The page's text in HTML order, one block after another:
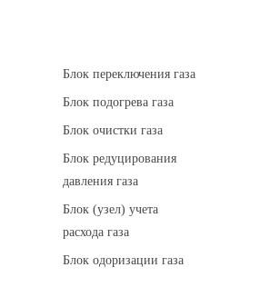
Блок переключения газа
Блок подогрева газа
Блок очистки газа
Блок редуцирования
давления газа
Блок (узел) учета
расхода газа
Блок одоризации газа